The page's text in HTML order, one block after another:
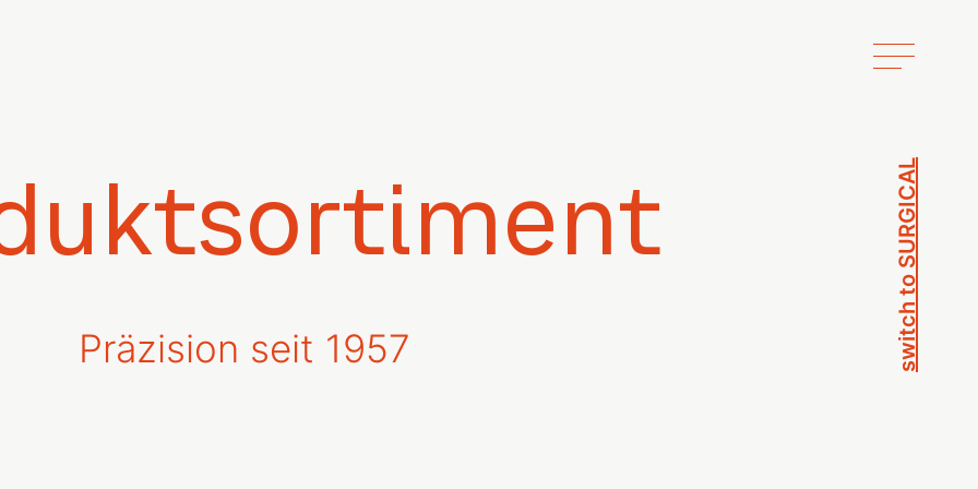
switch to SURGICAL
Präzision seit 1957